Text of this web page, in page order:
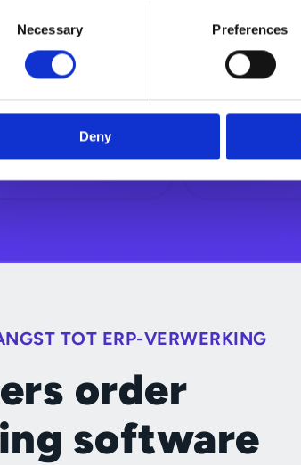
Necessary Preferences
Deny
en validatie
orderinvoer
versnellen
TOT ERP-VERWERKING
order
software